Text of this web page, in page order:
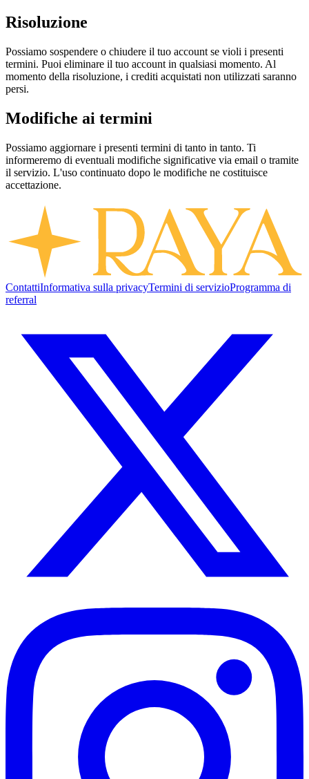
Risoluzione
Possiamo sospendere o chiudere il tuo account se violi i presenti
termini. Puoi eliminare il tuo account in qualsiasi momento. Al
momento della risoluzione, i crediti acquistati non utilizzati saranno
persi.
Modifiche ai termini
Possiamo aggiornare i presenti termini di tanto in tanto. Ti
informeremo di eventuali modifiche significative via email o tramite
il servizio. L'uso continuato dopo le modifiche ne costituisce
accettazione.
ContattiInformativa sulla privacyTermini di servizioProgramma di
referral